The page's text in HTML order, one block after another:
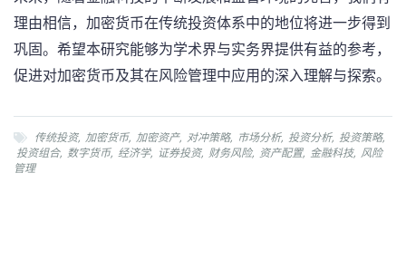
理由相信，加密货币在传统投资体系中的地位将进一步得到
巩固。希望本研究能够为学术界与实务界提供有益的参考，
促进对加密货币及其在风险管理中应用的深入理解与探索。
传统投资, 加密货币, 加密资产, 对冲策略, 市场分析, 投资分析, 投资策略,
投资组合, 数字货币, 经济学, 证券投资, 财务风险, 资产配置, 金融科技, 风险
管理